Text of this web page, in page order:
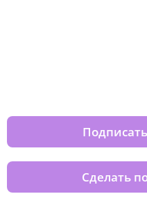
Сделать